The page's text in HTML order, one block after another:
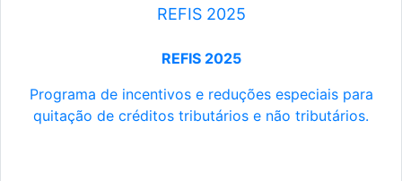
REFIS 2025
REFIS 2025
Programa de incentivos e reduções especiais para
quitação de créditos tributários e não tributários.